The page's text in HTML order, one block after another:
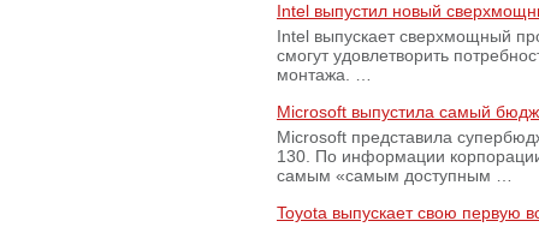
Intel выпустил новый
Intel выпускает сверхмощный
смогут удовлетворить
монтажа. …
Microsoft выпустила самый
Microsoft представила
130. По информации
самым «самым доступным …
Toyota выпускает свою первую